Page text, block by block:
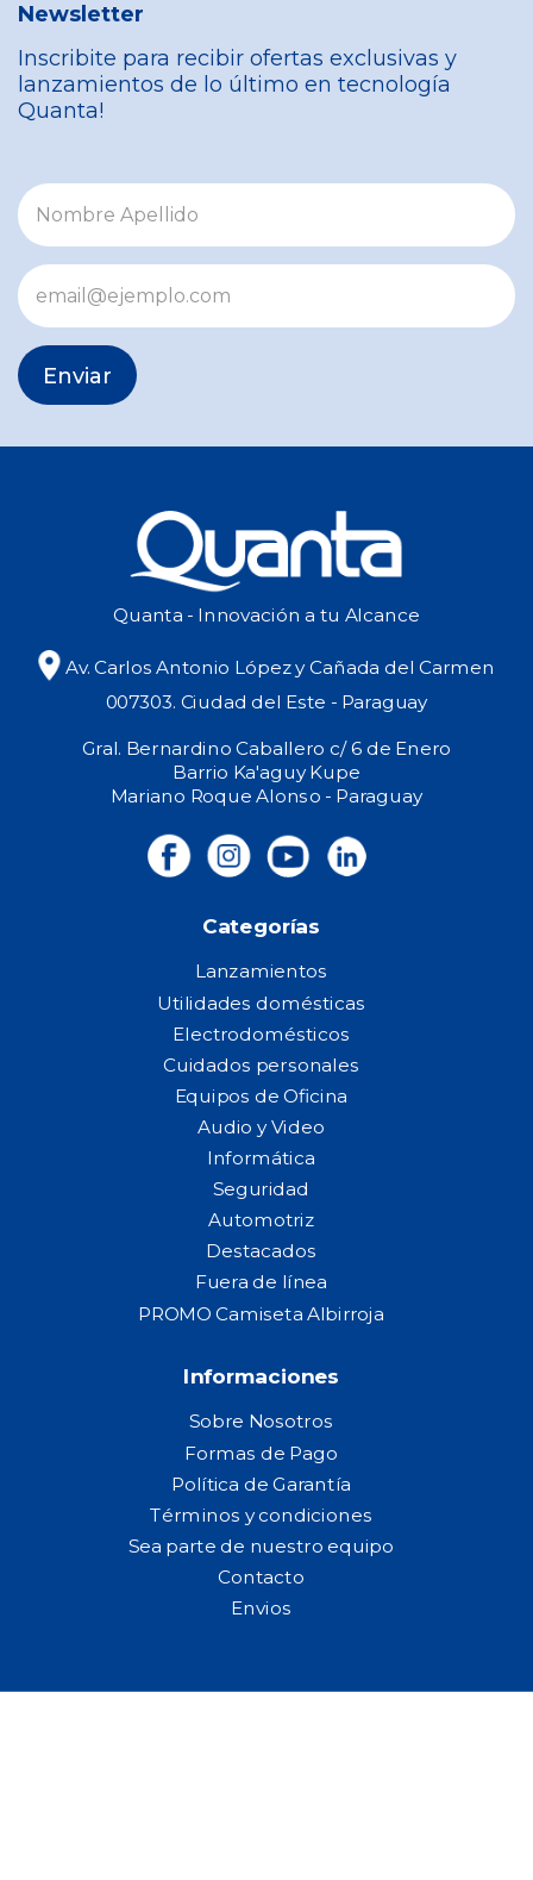
Newsletter
Inscribite para recibir ofertas exclusivas y
lanzamientos de lo último en tecnología
Quanta!
Enviar
Quanta - Innovación a tu Alcance
Av. Carlos Antonio López y Cañada del Carmen
007303. Ciudad del Este - Paraguay
Gral. Bernardino Caballero c/ 6 de Enero
Barrio Ka'aguy Kupe
Mariano Roque Alonso - Paraguay
Categorías
Lanzamientos
Utilidades domésticas
Electrodomésticos
Cuidados personales
Equipos de Oficina
Audio y Video
Informática
Seguridad
Automotriz
Destacados
Fuera de línea
PROMO Camiseta Albirroja
Informaciones
Sobre Nosotros
Formas de Pago
Política de Garantía
Términos y condiciones
Sea parte de nuestro equipo
Contacto
Envios